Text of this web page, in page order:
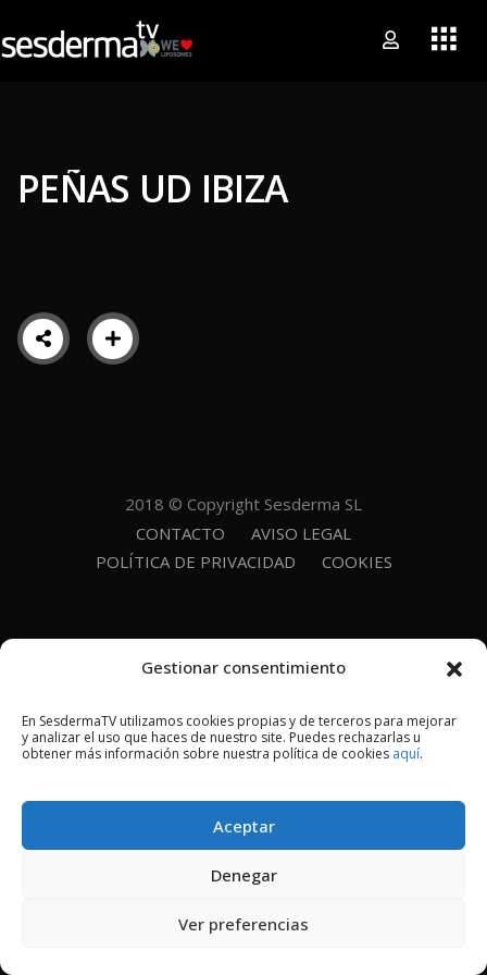
Gestionar consentimiento
En SesdermaTV utilizamos cookies propias y de terceros para mejorar
y analizar el uso que haces de nuestro site. Puedes rechazarlas u
obtener más información sobre nuestra política de cookies aquí.
Aceptar
Denegar
Ver preferencias
PEÑAS UD IBIZA
2018 © Copyright Sesderma SL
CONTACTO
AVISO LEGAL
POLÍTICA DE PRIVACIDAD
COOKIES